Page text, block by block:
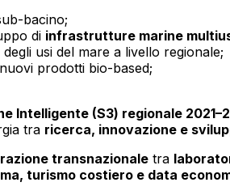
bacino;
di infrastrutture marine
degli usi del mare a livello regionale;
prodotti bio-based;
Intelligente (S3) regionale
tra ricerca, innovazione e
transnazionale tra
turismo costiero e data